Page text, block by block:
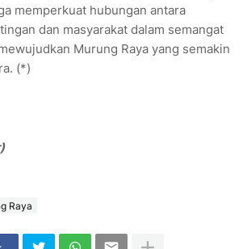
memperkuat hubungan antara
dan masyarakat dalam semangat
Murung Raya yang semakin
(*)
Raya